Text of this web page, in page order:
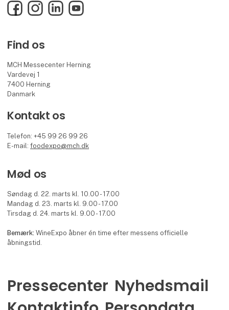
FacebookInstagramLinkedInYouTube
Find os
MCH Messecenter Herning
Vardevej 1
7400 Herning
Danmark
Kontakt os
Telefon: +45 99 26 99 26
E-mail:foodexpo@mch.dk
Mød os
Søndag d. 22. marts kl. 10.00 - 17.00
Mandag d. 23. marts kl. 9.00 - 17.00
Tirsdag d. 24. marts kl. 9.00 - 17.00
Bemærk:WineExpo åbner én time efter messens officielle
åbningstid.
Pressecenter Nyhedsmail